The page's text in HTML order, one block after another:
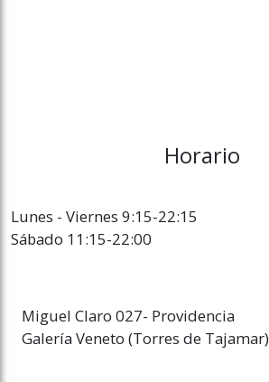
Horario
Lunes - Viernes 9:15-22:15
Sábado 11:15-22:00
Miguel Claro 027- Providencia
Galería Veneto (Torres de Tajamar)